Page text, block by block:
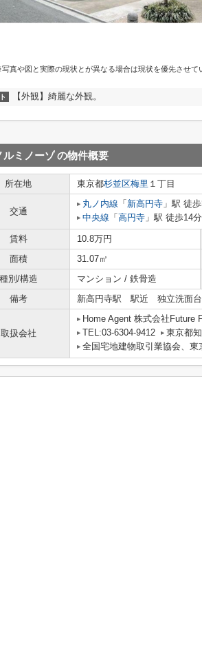
真や図と実際の現状とが異なる場合は現状を優先させて
【外観】綺麗な外観。
ルミノーゾの物件概要
所在地 東京都杉並区梅里 １丁目
交通
丸ノ内線 「 新高円寺 」駅 徒
中央線 「 高円寺 」駅 徒歩14分
賃料 10.8万円
面積
31.07㎡
種別/構造
マンション / 鉄骨造
備考
新高円寺駅 駅近 独立洗面
取扱会社
Home Agent 株式会社Future
TEL:03-6304-9412
東京都
全国宅地建物取引業協会、